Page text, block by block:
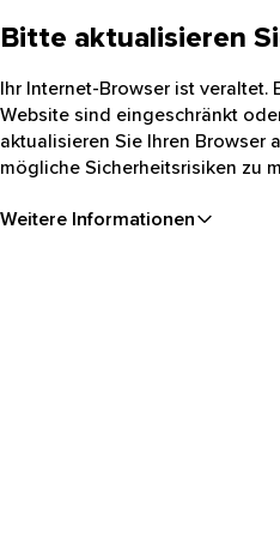
Bitte aktualisieren
Ihr Internet-Browser ist veraltet.
Website sind eingeschränkt
aktualisieren Sie Ihren Browser
mögliche Sicherheitsrisiken zu
Weitere Informationen